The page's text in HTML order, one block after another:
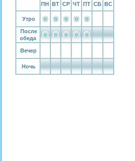
ПН ВТ СР ЧТ ПТ СБ ВС
Утро
После
обеда
Вечер
Ночь